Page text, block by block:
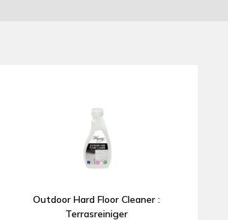
Outdoor Hard Floor Cleaner :
Terrasreiniger